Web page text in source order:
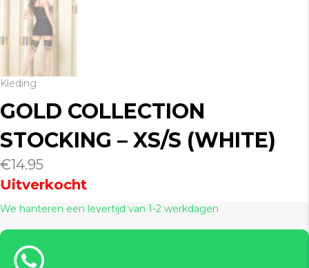
Kleding
GOLD COLLECTION
STOCKING – XS/S (WHITE)
€14.95
Uitverkocht
We hanteren een levertijd van 1-2 werkdagen